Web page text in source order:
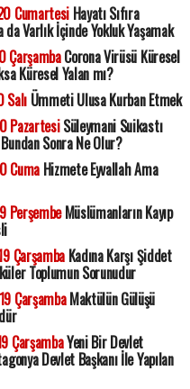
CumartesiHayatı Sıfıra
Varlık İçinde Yokluk Yaşamak
ÇarşambaCorona Virüsü Küresel
Küresel Yalan mı?
SalıÜmmeti Ulusa Kurban Etmek
PazartesiSüleymani Suikastı
Sonra Ne Olur?
CumaHizmete Eyvallah Ama
PerşembeMüslümanların Kayıp
ÇarşambaKadına Karşı Şiddet
Toplumun Sorunudur
ÇarşambaMaktülün Gülüşü
ÇarşambaYeni Bir Devlet
Devlet Başkanı İle Yapılan